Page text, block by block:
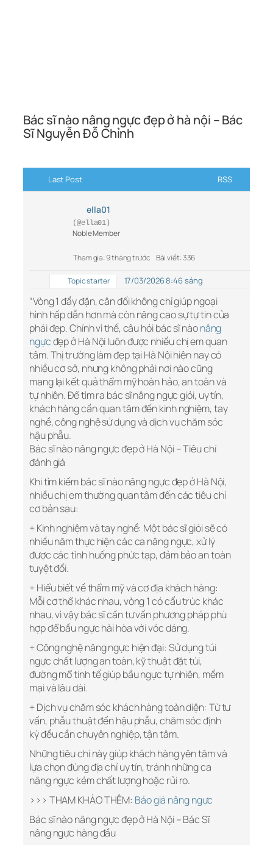
Bác sĩ nào nâng ngực đẹp ở hà nội – Bác
Sĩ Nguyễn Đỗ Chỉnh
Last Post RSS
ella01
(@ella01)
Noble Member
Tham gia: 9 tháng trước Bài viết: 336
Topic starter 17/03/2026 8:46 sáng
“Vòng 1 đầy đặn, cân đối không chỉ giúp ngoại
hình hấp dẫn hơn mà còn nâng cao sự tự tin của
phái đẹp. Chính vì thế, câu hỏi bác sĩ nàonâng
ngựcđẹp ở Hà Nội luôn được nhiều chị em quan
tâm. Thị trường làm đẹp tại Hà Nội hiện nay có
nhiều cơ sở, nhưng không phải nơi nào cũng
mang lại kết quả thẩm mỹ hoàn hảo, an toàn và
tự nhiên. Để tìm ra bác sĩ nâng ngực giỏi, uy tín,
khách hàng cần quan tâm đến kinh nghiệm, tay
nghề, công nghệ sử dụng và dịch vụ chăm sóc
hậu phẫu.
Bác sĩ nào nâng ngực đẹp ở Hà Nội – Tiêu chí
đánh giá
Khi tìm kiếm bác sĩ nào nâng ngực đẹp ở Hà Nội,
nhiều chị em thường quan tâm đến các tiêu chí
cơ bản sau:
+ Kinh nghiệm và tay nghề: Một bác sĩ giỏi sẽ có
nhiều năm thực hiện các ca nâng ngực, xử lý
được các tình huống phức tạp, đảm bảo an toàn
tuyệt đối.
+ Hiểu biết về thẩm mỹ và cơ địa khách hàng:
Mỗi cơ thể khác nhau, vòng 1 có cấu trúc khác
nhau, vì vậy bác sĩ cần tư vấn phương pháp phù
hợp để bầu ngực hài hòa với vóc dáng.
+ Công nghệ nâng ngực hiện đại: Sử dụng túi
ngực chất lượng an toàn, kỹ thuật đặt túi,
đường mổ tinh tế giúp bầu ngực tự nhiên, mềm
mại và lâu dài.
+ Dịch vụ chăm sóc khách hàng toàn diện: Từ tư
vấn, phẫu thuật đến hậu phẫu, chăm sóc định
kỳ đều cần chuyên nghiệp, tận tâm.
Những tiêu chí này giúp khách hàng yên tâm và
lựa chọn đúng địa chỉ uy tín, tránh những ca
nâng ngực kém chất lượng hoặc rủi ro.
>>> THAM KHẢO THÊM: Báo giá nâng ngực
Bác sĩ nào nâng ngực đẹp ở Hà Nội – Bác Sĩ
nâng ngực hàng đầu